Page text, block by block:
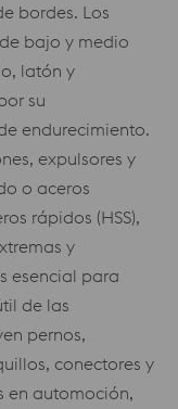
bordes. Los
bajo y medio
latón y
su
endurecimiento.
expulsores y
o aceros
rápidos (HSS),
y
esencial para
de las
pernos,
conectores y
en automoción,